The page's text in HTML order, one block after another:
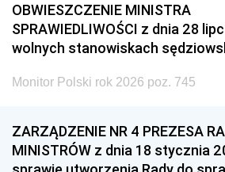
OBWIESZCZENIE MINISTRA
SPRAWIEDLIWOŚCI z dnia 28
wolnych stanowiskach
Monitor Polski rok 2026 poz. 745
ZARZĄDZENIE NR 4 PREZESA
MINISTRÓW z dnia 18 stycznia